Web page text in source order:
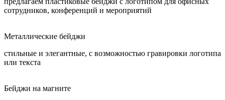
сотрудников, конференций и мероприятий
Металлические бейджи
стильные и элегантные, с возможностью гравировки логотипа
или текста
Бейджи на магните